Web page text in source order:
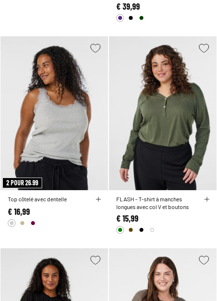
€ 39,99
2 POUR 26.99
Top côtelé avec dentelle
€ 16,99
FLASH - T-shirt à manches
longues avec col V et boutons
€ 15,99